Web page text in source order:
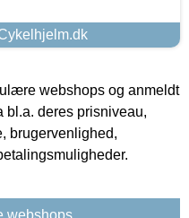
webshops og anmeldt
bl.a. deres prisniveau,
brugervenlighed,
webshops